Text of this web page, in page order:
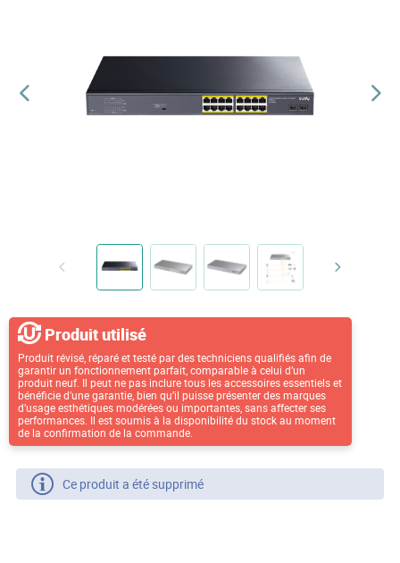
Produit utilisé
Produit révisé, réparé et testé par des techniciens qualifiés afin de
garantir un fonctionnement parfait, comparable à celui d’un
produit neuf. Il peut ne pas inclure tous les accessoires essentiels et
bénéficie d’une garantie, bien qu’il puisse présenter des marques
d’usage esthétiques modérées ou importantes, sans affecter ses
performances. Il est soumis à la disponibilité du stock au moment
de la confirmation de la commande.
Ce produit a été supprimé